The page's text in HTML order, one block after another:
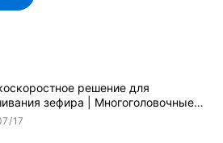
решение для
зефира | Многоголовочные
производства конфет
17